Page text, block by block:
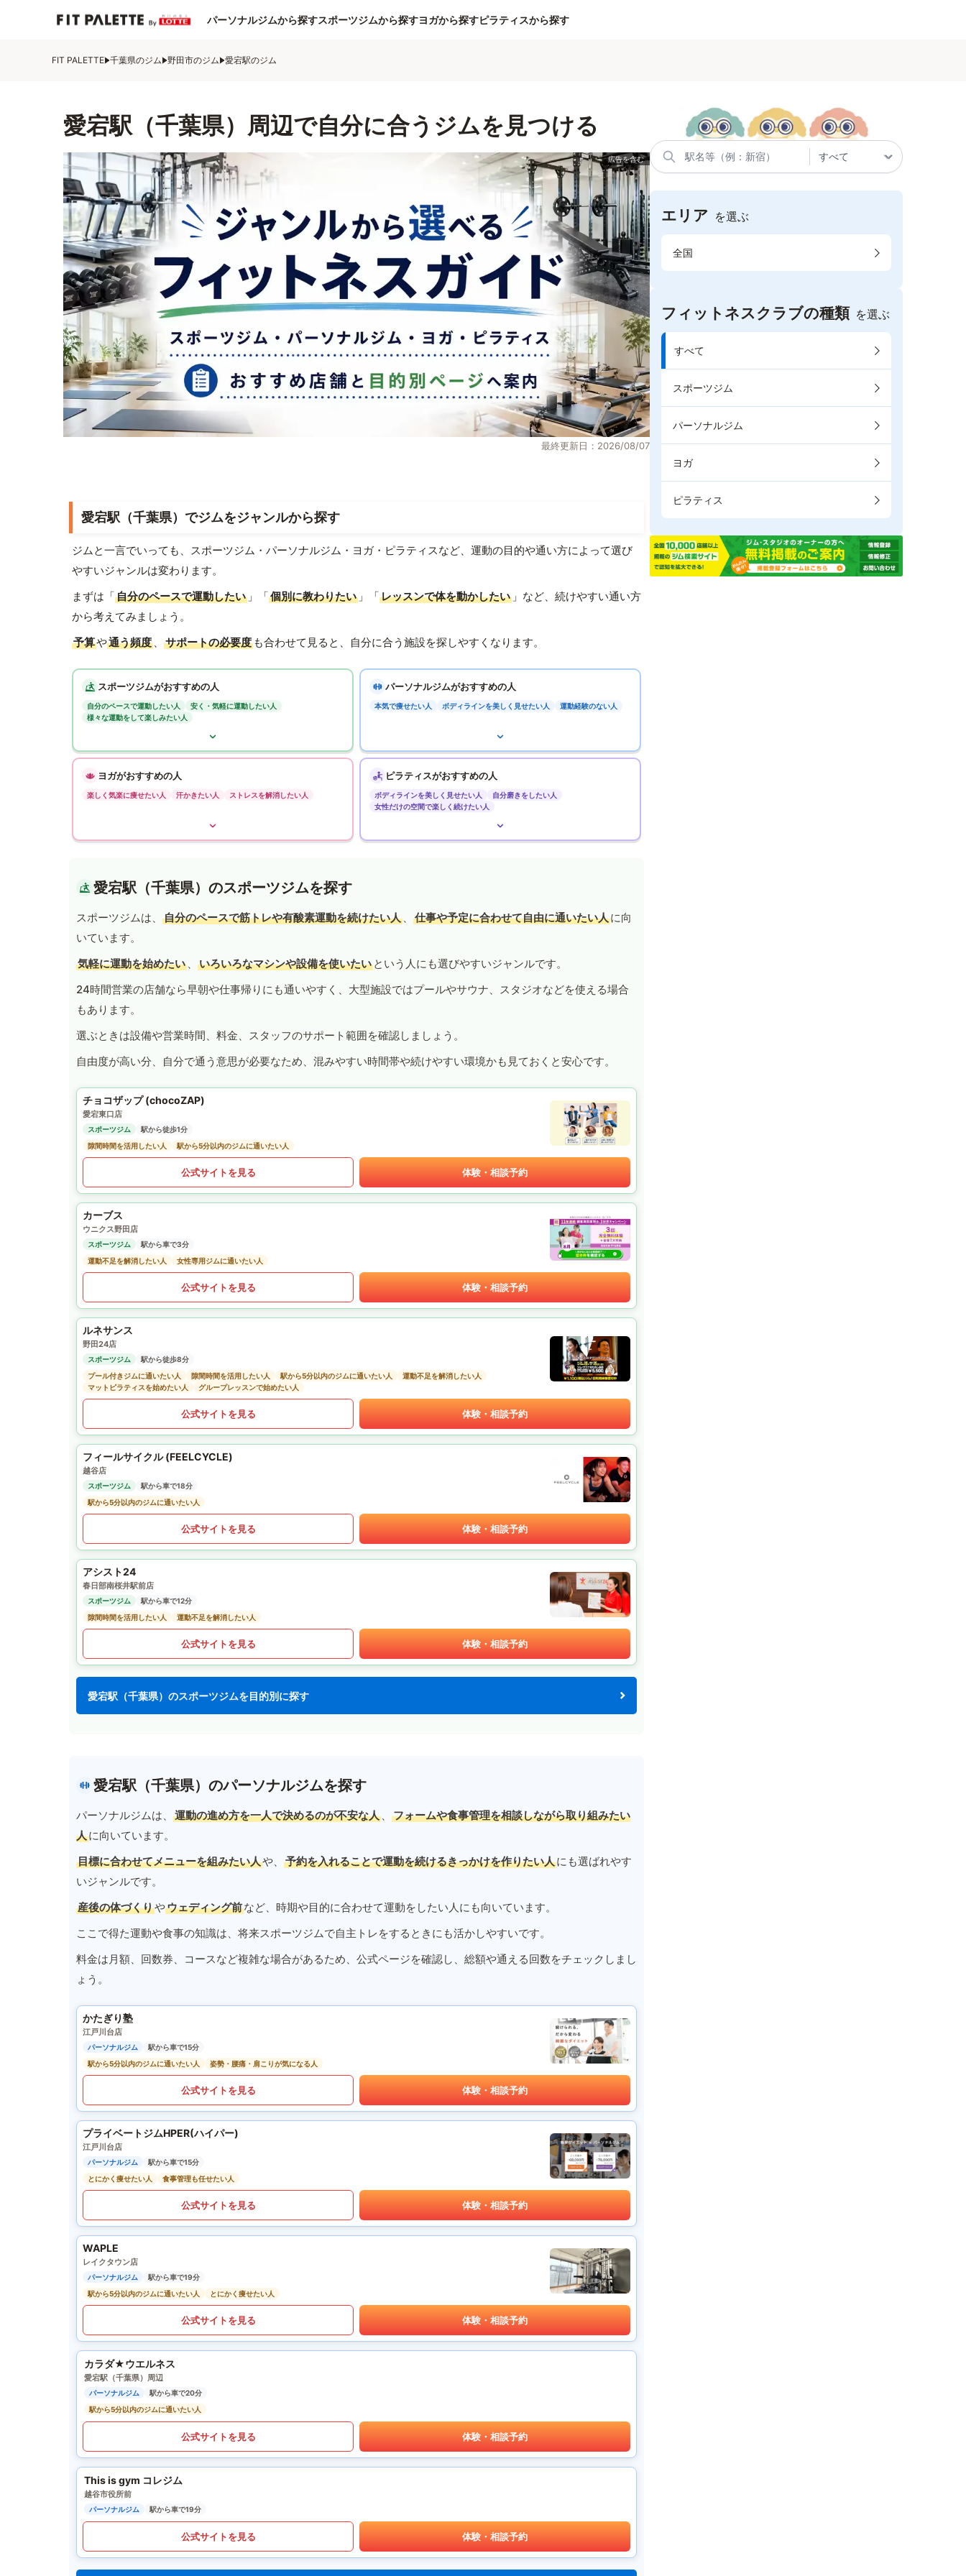
パーソナルジムから探すスポーツジムから探すヨガから探すピラティスから探す
FIT PALETTE 千葉県のジム 野田市のジム 愛宕駅のジム
愛宕駅（千葉県）周辺で自分に合うジムを見つける
最終更新日：2026/08/07
愛宕駅（千葉県）でジムをジャンルから探す
ジムと一言でいっても、スポーツジム・パーソナルジム・ヨガ・ピラティスなど、運動の目的や通い方によって選び
やすいジャンルは変わります。
まずは「自分のペースで運動したい 」「個別に教わりたい 」「レッスンで体を動かしたい 」など、続けやすい通い方
から考えてみましょう。
予算や通う頻度 、 サポートの必要度 も合わせて見ると、自分に合う施設を探しやすくなります。
スポーツジムがおすすめの人
自分のペースで運動したい人
安く・気軽に運動したい人
様々な運動をして楽しみたい人
パーソナルジムがおすすめの人
本気で痩せたい人 ボディラインを美しく見せたい人 運動経験のない人
ヨガがおすすめの人
楽しく気楽に痩せたい人 汗かきたい人 ストレスを解消したい人
ピラティスがおすすめの人
ボディラインを美しく見せたい人
自分磨きをしたい人
女性だけの空間で楽しく続けたい人
愛宕駅（千葉県）のスポーツジムを探す
スポーツジムは、 自分のペースで筋トレや有酸素運動を続けたい人 、 仕事や予定に合わせて自由に通いたい人に向
いています。
気軽に運動を始めたい 、 いろいろなマシンや設備を使いたい という人にも選びやすいジャンルです。
24時間営業の店舗なら早朝や仕事帰りにも通いやすく、大型施設ではプールやサウナ、スタジオなどを使える場合
もあります。
選ぶときは設備や営業時間、料金、スタッフのサポート範囲を確認しましょう。
自由度が高い分、自分で通う意思が必要なため、混みやすい時間帯や続けやすい環境かも見ておくと安心です。
チョコザップ (chocoZAP)
愛宕東口店
スポーツジム
駅から徒歩1分
隙間時間を活用したい人
駅から5分以内のジムに通いたい人
公式サイトを見る 体験・相談予約
カーブス
ウニクス野田店
スポーツジム
駅から車で3分
運動不足を解消したい人
女性専用ジムに通いたい人
公式サイトを見る 体験・相談予約
ルネサンス
野田24店
スポーツジム
駅から徒歩8分
プール付きジムに通いたい人
隙間時間を活用したい人 駅から5分以内のジムに通いたい人
運動不足を解消したい人
マットピラティスを始めたい人
グループレッスンで始めたい人
公式サイトを見る 体験・相談予約
フィールサイクル (FEELCYCLE)
越谷店
スポーツジム
駅から車で18分
駅から5分以内のジムに通いたい人
公式サイトを見る 体験・相談予約
アシスト24
春日部南桜井駅前店
スポーツジム
駅から車で12分
隙間時間を活用したい人
運動不足を解消したい人
公式サイトを見る 体験・相談予約
愛宕駅（千葉県）のスポーツジムを目的別に探す
愛宕駅（千葉県）のパーソナルジムを探す
パーソナルジムは、 運動の進め方を一人で決めるのが不安な人 、
フォームや食事管理を相談しながら取り組みたい
人に向いています。
目標に合わせてメニューを組みたい人や、 予約を入れることで運動を続けるきっかけを作りたい人にも選ばれやす
いジャンルです。
産後の体づくりやウェディング前など、時期や目的に合わせて運動をしたい人にも向いています。
ここで得た運動や食事の知識は、将来スポーツジムで自主トレをするときにも活かしやすいです。
料金は月額、回数券、コースなど複雑な場合があるため、公式ページを確認し、総額や通える回数をチェックしまし
ょう。
かたぎり塾
江戸川台店
パーソナルジム
駅から車で15分
駅から5分以内のジムに通いたい人
姿勢・腰痛・肩こりが気になる人
公式サイトを見る 体験・相談予約
プライベートジムHPER(ハイパー)
江戸川台店
パーソナルジム
駅から車で15分
とにかく痩せたい人
食事管理も任せたい人
公式サイトを見る 体験・相談予約
WAPLE
レイクタウン店
パーソナルジム
駅から車で19分
駅から5分以内のジムに通いたい人
とにかく痩せたい人
公式サイトを見る 体験・相談予約
カラダ★ウエルネス
愛宕駅（千葉県）周辺
パーソナルジム
駅から車で20分
駅から5分以内のジムに通いたい人
公式サイトを見る 体験・相談予約
This is gym コレジム
越谷市役所前
パーソナルジム 駅から車で19分
公式サイトを見る 体験・相談予約
エリア を選ぶ
全国
フィットネスクラブの種類 を選ぶ
すべて
スポーツジム
パーソナルジム
ヨガ
ピラティス